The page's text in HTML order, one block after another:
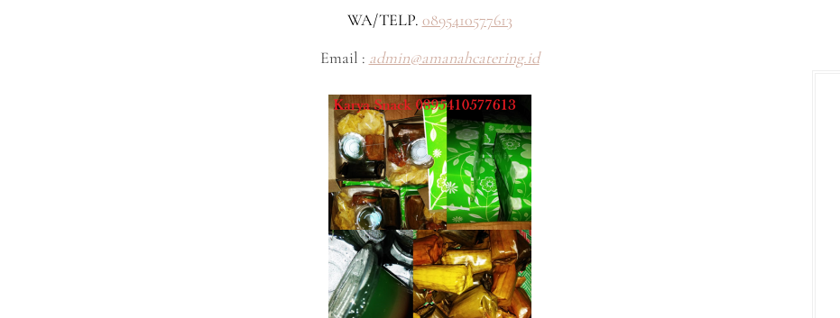
WA/TELP. 0895410577613
Email : admin@amanahcatering.id